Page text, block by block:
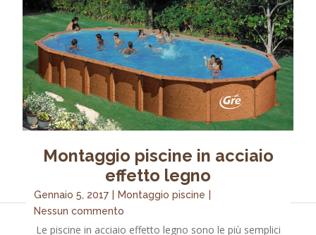
Montaggio piscine in acciaio
effetto legno
Gennaio 5, 2017 Montaggio piscine
Nessun commento
Le piscine in acciaio effetto legno sono le più semplici